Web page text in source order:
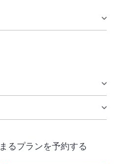
るプランを予約する